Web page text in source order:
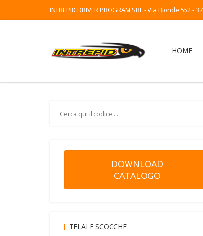
INTREPID DRIVER PROGRAM SRL - Via Bionde 552 -
HOME
DOWNLOAD
CATALOGO
TELAI E SCOCCHE